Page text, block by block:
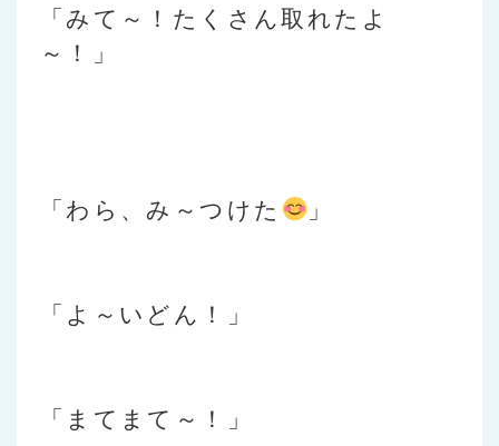
「みて～！たくさん取れたよ
～！」
「わら、み～つけた 」
「よ～いどん！」
「まてまて～！」